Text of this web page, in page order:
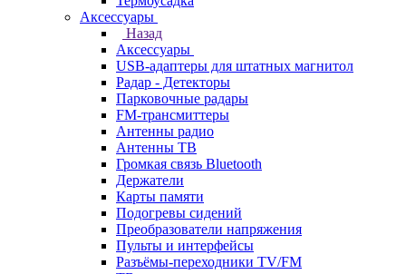
Аксессуары
Назад
Аксессуары
USB-адаптеры для штатных магнитол
Радар - Детекторы
Парковочные радары
FM-трансмиттеры
Антенны радио
Антенны ТВ
Громкая связь Bluetooth
Держатели
Карты памяти
Подогревы сидений
Преобразователи напряжения
Пульты и интерфейсы
Разъёмы-переходники TV/FM